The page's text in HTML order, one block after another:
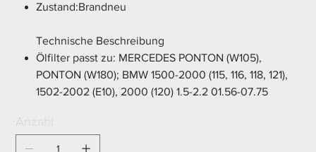
Zustand:Brandneu
Technische Beschreibung
Ölfilter passt zu: MERCEDES PONTON (W105),
PONTON (W180); BMW 1500-2000 (115, 116, 118, 121),
1502-2002 (E10), 2000 (120) 1.5-2.2 01.56-07.75